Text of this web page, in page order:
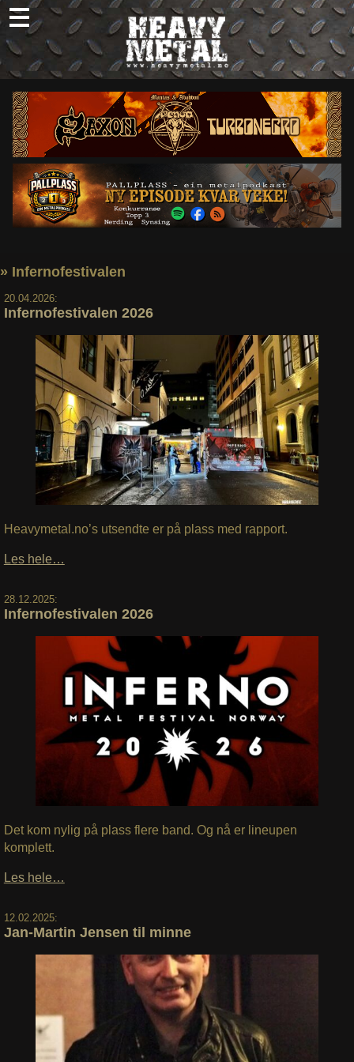
Skip
to
content
Nyheter
Omtaler
Intervjuer
Om oss
Abonner
Søk
» Infernofestivalen
20.04.2026:
Infernofestivalen 2026
Heavymetal.no’s utsendte er på plass med rapport.
Les hele…
28.12.2025:
Infernofestivalen 2026
Det kom nylig på plass flere band. Og nå er lineupen
komplett.
Les hele…
12.02.2025:
Jan-Martin Jensen til minne